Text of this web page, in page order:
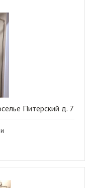
Питерский д. 7